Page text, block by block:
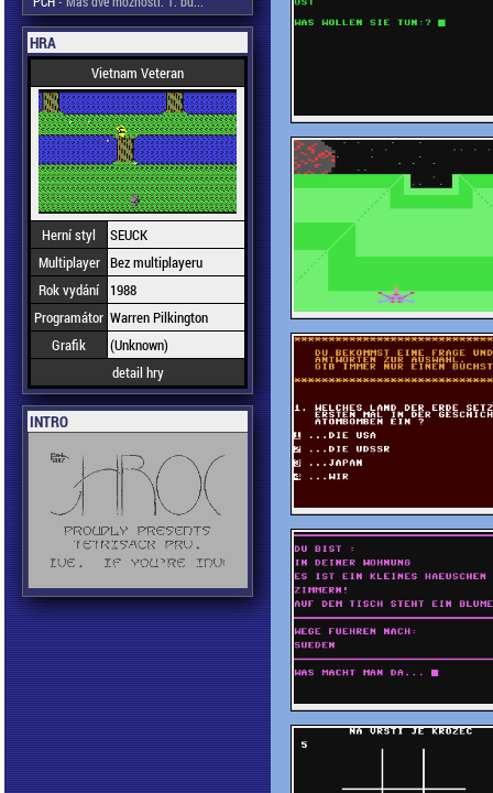
HRA
Vietnam Veteran
Herní styl
SEUCK
Multiplayer Bez multiplayeru
Rok vydání
1988
Programátor Warren Pilkington
Grafik
(Unknown)
detail hry
INTRO